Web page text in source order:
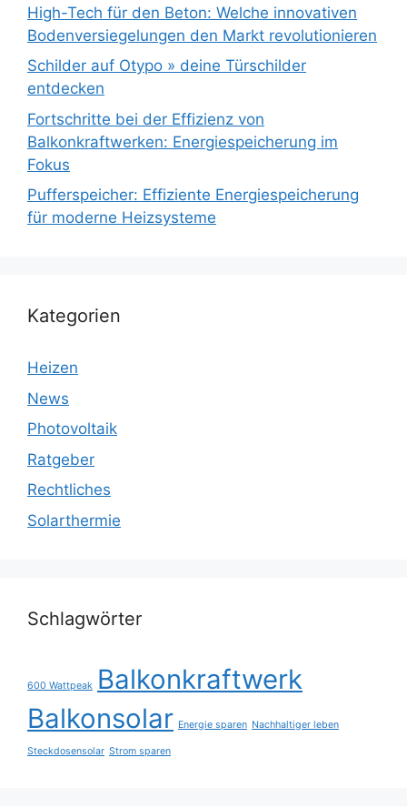
High-Tech für den Beton: Welche innovativen
Bodenversiegelungen den Markt revolutionieren
Schilder auf Otypo » deine Türschilder
entdecken
Fortschritte bei der Effizienz von
Balkonkraftwerken: Energiespeicherung im
Fokus
Pufferspeicher: Effiziente Energiespeicherung
für moderne Heizsysteme
Kategorien
Heizen
News
Photovoltaik
Ratgeber
Rechtliches
Solarthermie
Schlagwörter
600 Wattpeak Balkonkraftwerk
Balkonsolar Energie sparen Nachhaltiger leben
Steckdosensolar Strom sparen